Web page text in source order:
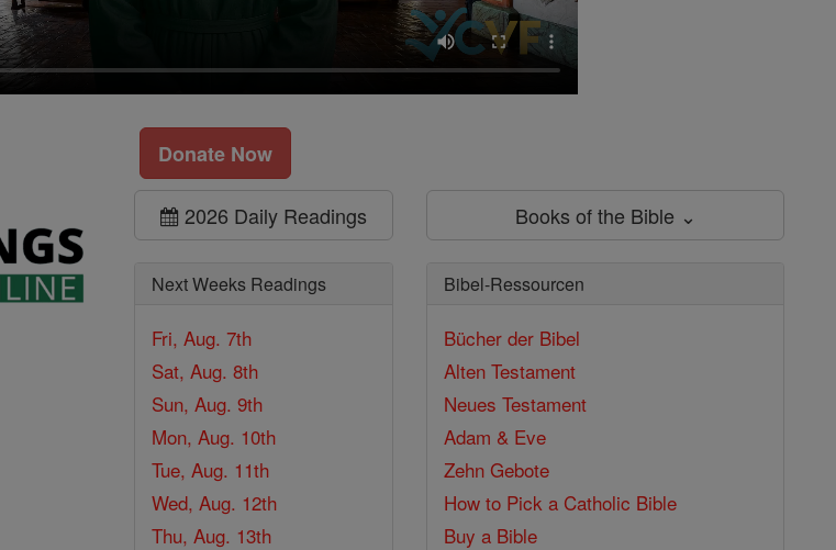
Donate Now
2026 Daily Readings
Next Weeks Readings
Fri, Aug. 7th
Sat, Aug. 8th
Sun, Aug. 9th
Mon, Aug. 10th
Tue, Aug. 11th
Wed, Aug. 12th
Thu, Aug. 13th
Books of the Bible ⌄
Bibel-Ressourcen
Bücher der Bibel
Alten Testament
Neues Testament
Adam & Eve
Zehn Gebote
How to Pick a Catholic Bible
Buy a Bible